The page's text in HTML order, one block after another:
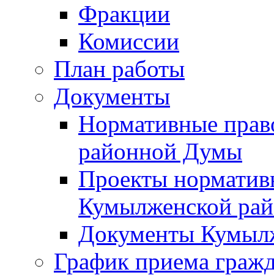
Фракции
Комиссии
План работы
Документы
Нормативные
районной Думы
Проекты
Кумылженской
Документы
График приема